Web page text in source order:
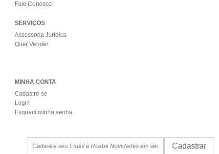
Fale Conosco
SERVIÇOS
Assessoria Jurídica
Quer Vender
MINHA CONTA
Cadastre-se
Login
Esqueci minha senha
Cadastrar